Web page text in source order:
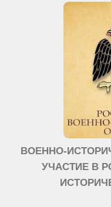
ВОЕННО-
УЧАСТИЕ В